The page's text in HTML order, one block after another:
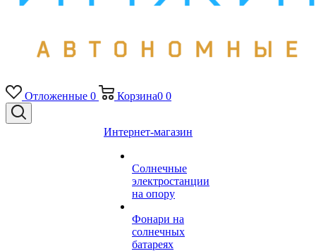
Отложенные 0 Корзина0 0
Интернет-магазин
Солнечные
электростанции
на опору
Фонари на
солнечных
батареях